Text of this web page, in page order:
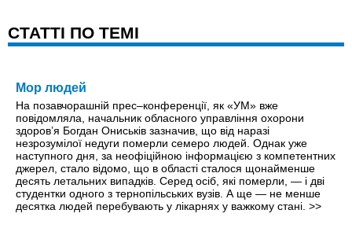
CТАТТІ ПО ТЕМІ
Мор людей
На позавчорашній прес–конференції, як «УМ» вже
повідомляла, начальник обласного управління охорони
здоров’я Богдан Ониськів зазначив, що від наразі
незрозумілої недуги померли семеро людей. Однак уже
наступного дня, за неофіційною інформацією з компетентних
джерел, стало відомо, що в області сталося щонайменше
десять летальних випадків. Серед осіб, які померли, — і дві
студентки одного з тернопільських вузів. А ще — не менше
десятка людей перебувають у лікарнях у важкому стані. >>